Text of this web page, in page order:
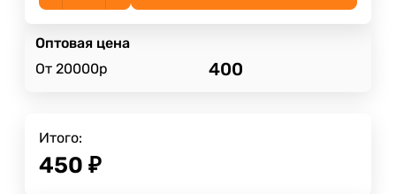
Оптовая цена
От 20000р
400
Итого:
450 ₽